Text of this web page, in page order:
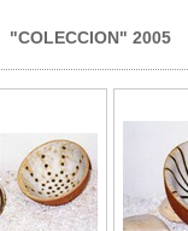
2005